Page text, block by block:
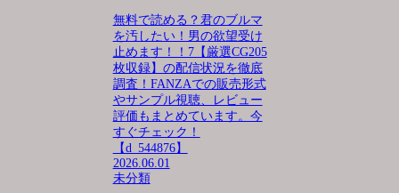
無料で読める？君のブルマ
を汚したい！男の欲望受け
止めます！！7【厳選CG205
枚収録】の配信状況を徹底
調査！FANZAでの販売形式
やサンプル視聴、レビュー
評価もまとめています。今
すぐチェック！
【d_544876】
2026.06.01
未分類